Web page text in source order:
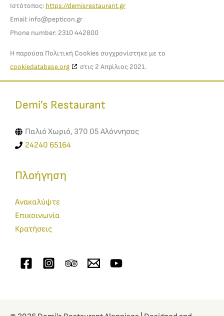
Ιστότοπος: https://demisrestaurant.gr
Email: info@pepticon.gr
Phone number: 2310 442800
Η παρούσα Πολιτική Cookies συγχρονίστηκε με το
cookiedatabase.org
στις 2 Απρίλιος 2021.
Demi’s Restaurant​
Παλιό Χωριό, 370 05 Αλόννησος
24240 65164
Πλοήγηση
Ανακαλύψτε
Επικοινωνία
Κρατήσεις